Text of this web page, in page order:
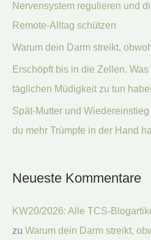
c
h
:
Nervensystem regulieren und
Remote-Alltag schützen
Warum dein Darm streikt,
Erschöpft bis in die Zellen.
täglichen Müdigkeit zu tun
Spät-Mutter und
du mehr Trümpfe in der Hand
Neueste Kommentare
KW20/2026: Alle TCS-
zu Warum dein Darm streikt,